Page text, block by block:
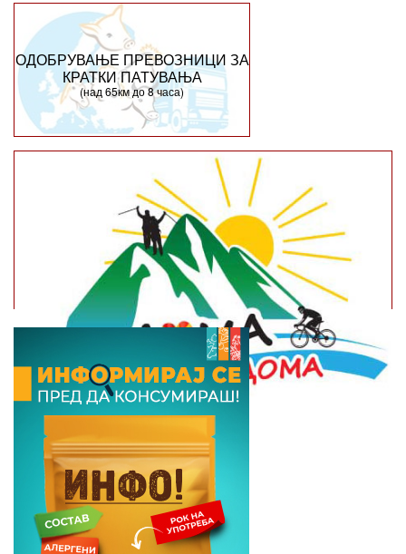
ОДОБРУВАЊЕ ПРЕВОЗНИЦИ ЗА
КРАТКИ ПАТУВАЊА
(над 65км до 8 часа)